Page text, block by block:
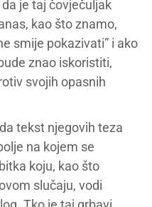
je taj čovječuljak
kao što znamo,
smije pokazivati” i ako
znao iskoristiti,
svojih opasnih
tekst njegovih teza
na kojem se
koju, kao što
slučaju, vodi